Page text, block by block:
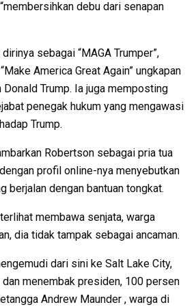
debu dari senapan
sebagai “MAGA Trumper”,
America Great Again” ungkapan
Trump. Ia juga memposting
penegak hukum yang mengawasi
Trump.
Robertson sebagai pria tua
profil online-nya menyebutkan
berjalan dengan bantuan tongkat.
membawa senjata, warga
dia tidak tampak sebagai ancaman.
dari sini ke Salt Lake City,
menembak presiden, 100 persen
Andrew Maunder , warga di